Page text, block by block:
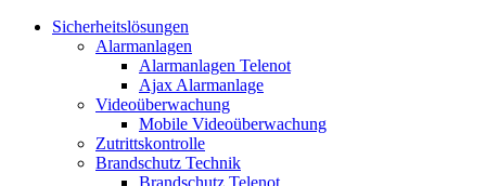
Sicherheitslösungen
Alarmanlagen
Alarmanlagen Telenot
Ajax Alarmanlage
Videoüberwachung
Mobile Videoüberwachung
Zutrittskontrolle
Brandschutz Technik
Brandschutz Telenot